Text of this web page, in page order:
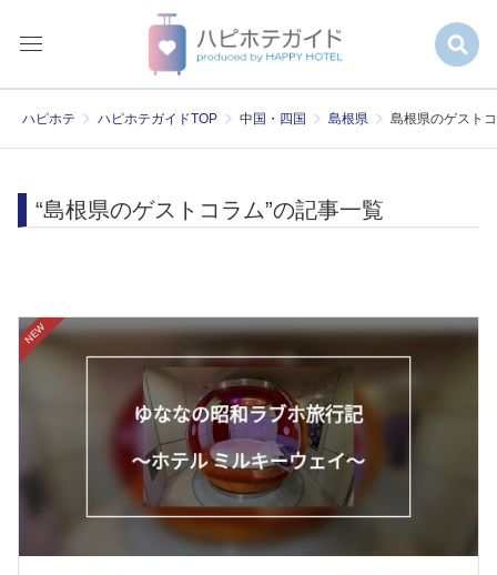
ハピホテ ハピホテガイドTOP 中国・四国 島根県 島根県のゲスト
“島根県のゲストコラム”の記事一覧
NEW